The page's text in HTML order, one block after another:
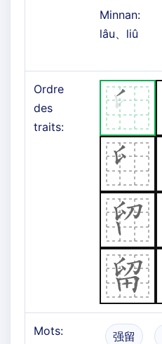
Minnan:
lâu、liû
Ordre
des
traits:
Mots: 强留